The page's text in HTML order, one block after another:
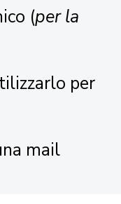
(per la
per
mail